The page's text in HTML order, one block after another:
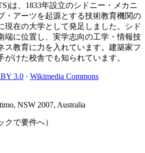
は、1833年設立のシドニー・メカニ
・アーツを起源とする技術教育機関の
現在の大学として発足しました。シド
端に位置し、実学志向の工学・情報技
ス教育に力を入れています。建築家フ
がけた校舎でも知られています。
3.0 · Wikimedia Commons
NSW 2007, Australia
で要件へ）